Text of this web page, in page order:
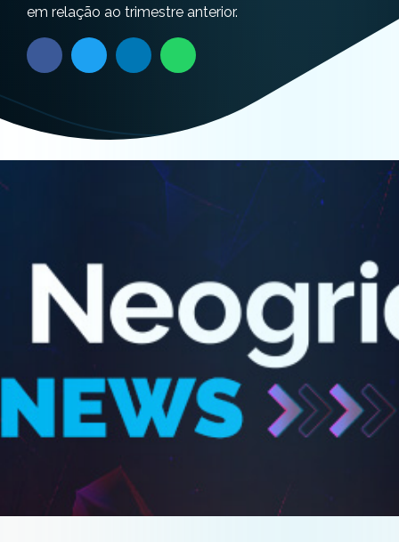
em relação ao trimestre anterior.